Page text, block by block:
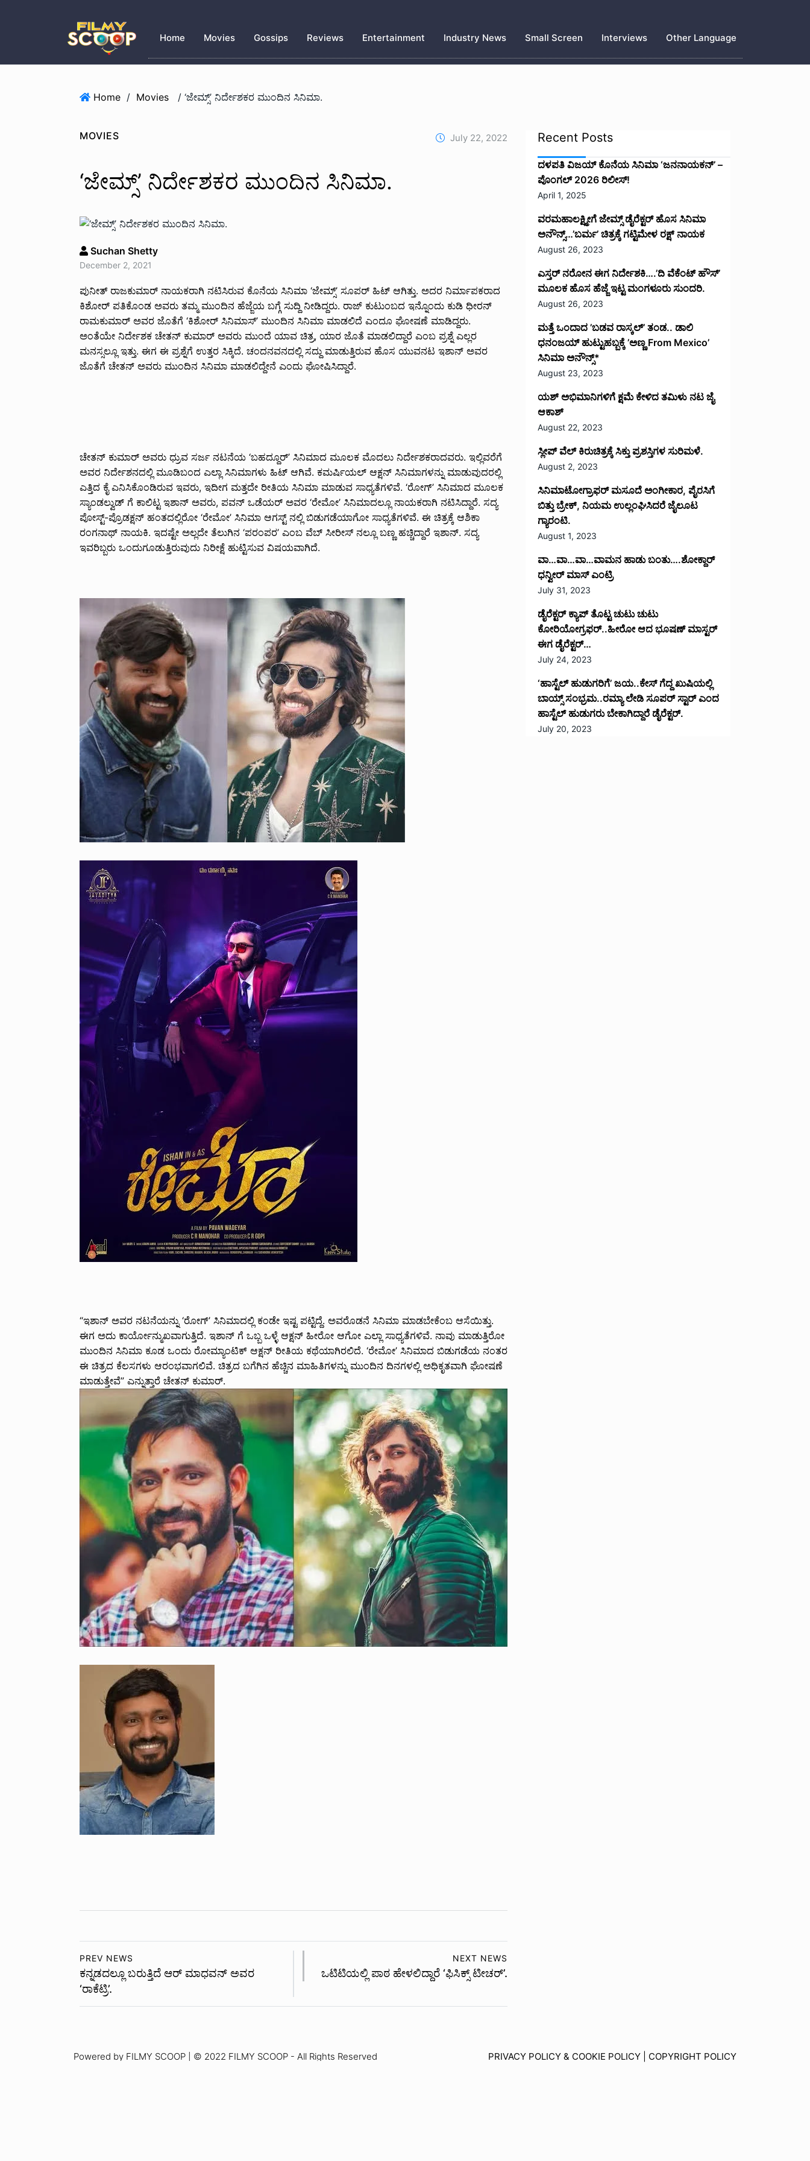
Home Movies Gossips Reviews Entertainment Industry News Small Screen Interviews Other Language
Home / Movies / ‘ಜೇಮ್ಸ್’ ನಿರ್ದೇಶಕರ ಮುಂದಿನ ಸಿನಿಮಾ.
MOVIES July 22, 2022
‘ಜೇಮ್ಸ್’ ನಿರ್ದೇಶಕರ ಮುಂದಿನ ಸಿನಿಮಾ.
Suchan Shetty
December 2, 2021
ಪುನೀತ್ ರಾಜಕುಮಾರ್ ನಾಯಕರಾಗಿ ನಟಿಸಿರುವ ಕೊನೆಯ ಸಿನಿಮಾ ‘ಜೇಮ್ಸ್’ ಸೂಪರ್ ಹಿಟ್ ಆಗಿತ್ತು. ಅದರ ನಿರ್ಮಾಪಕರಾದ
ಕಿಶೋರ್ ಪತಿಕೊಂಡ ಅವರು ತಮ್ಮ ಮುಂದಿನ ಹೆಜ್ಜೆಯ ಬಗ್ಗೆ ಸುದ್ದಿ ನೀಡಿದ್ದರು. ರಾಜ್ ಕುಟುಂಬದ ಇನ್ನೊಂದು ಕುಡಿ ಧೀರನ್
ರಾಮಕುಮಾರ್ ಅವರ ಜೊತೆಗೆ ‘ಕಿಶೋರ್ ಸಿನಿಮಾಸ್’ ಮುಂದಿನ ಸಿನಿಮಾ ಮಾಡಲಿದೆ ಎಂದೂ ಘೋಷಣೆ ಮಾಡಿದ್ದರು.
ಅಂತೆಯೇ ನಿರ್ದೇಶಕ ಚೇತನ್ ಕುಮಾರ್ ಅವರು ಮುಂದೆ ಯಾವ ಚಿತ್ರ, ಯಾರ ಜೊತೆ ಮಾಡಲಿದ್ದಾರೆ ಎಂಬ ಪ್ರಶ್ನೆ ಎಲ್ಲರ
ಮನಸ್ಸಲ್ಲೂ ಇತ್ತು. ಈಗ ಈ ಪ್ರಶ್ನೆಗೆ ಉತ್ತರ ಸಿಕ್ಕಿದೆ. ಚಂದನವನದಲ್ಲಿ ಸದ್ದು ಮಾಡುತ್ತಿರುವ ಹೊಸ ಯುವನಟ ಇಶಾನ್ ಅವರ
ಜೊತೆಗೆ ಚೇತನ್ ಅವರು ಮುಂದಿನ ಸಿನಿಮಾ ಮಾಡಲಿದ್ದೇನೆ ಎಂದು ಘೋಷಿಸಿದ್ದಾರೆ.
ಚೇತನ್ ಕುಮಾರ್ ಅವರು ಧ್ರುವ ಸರ್ಜ ನಟನೆಯ ‘ಬಹದ್ದೂರ್’ ಸಿನಿಮಾದ ಮೂಲಕ ಮೊದಲು ನಿರ್ದೇಶಕರಾದವರು. ಇಲ್ಲಿವರೆಗೆ
ಅವರ ನಿರ್ದೇಶನದಲ್ಲಿ ಮೂಡಿಬಂದ ಎಲ್ಲಾ ಸಿನಿಮಾಗಳು ಹಿಟ್ ಆಗಿವೆ. ಕಮರ್ಷಿಯಲ್ ಆಕ್ಷನ್ ಸಿನಿಮಾಗಳನ್ನು ಮಾಡುವುದರಲ್ಲಿ
ಎತ್ತಿದ ಕೈ ಎನಿಸಿಕೊಂಡಿರುವ ಇವರು, ಇದೀಗ ಮತ್ತದೇ ರೀತಿಯ ಸಿನಿಮಾ ಮಾಡುವ ಸಾಧ್ಯತೆಗಳಿವೆ. ‘ರೋಗ್’ ಸಿನಿಮಾದ ಮೂಲಕ
ಸ್ಯಾಂಡಲ್ವುಡ್ ಗೆ ಕಾಲಿಟ್ಟ ಇಶಾನ್ ಅವರು, ಪವನ್ ಒಡೆಯರ್ ಅವರ ‘ರೇಮೋ’ ಸಿನಿಮಾದಲ್ಲೂ ನಾಯಕರಾಗಿ ನಟಿಸಿದ್ದಾರೆ. ಸದ್ಯ
ಪೋಸ್ಟ್-ಪ್ರೊಡಕ್ಷನ್ ಹಂತದಲ್ಲಿರೋ ‘ರೇಮೋ’ ಸಿನಿಮಾ ಆಗಸ್ಟ್ ನಲ್ಲಿ ಬಿಡುಗಡೆಯಾಗೋ ಸಾಧ್ಯತೆಗಳಿವೆ. ಈ ಚಿತ್ರಕ್ಕೆ ಆಶಿಕಾ
ರಂಗನಾಥ್ ನಾಯಕಿ. ಇದಷ್ಟೇ ಅಲ್ಲದೇ ತೆಲುಗಿನ ‘ಪರಂಪರ’ ಎಂಬ ವೆಬ್ ಸೀರೀಸ್ ನಲ್ಲೂ ಬಣ್ಣ ಹಚ್ಚಿದ್ದಾರೆ ಇಶಾನ್. ಸದ್ಯ
ಇವರಿಬ್ಬರು ಒಂದುಗೂಡುತ್ತಿರುವುದು ನಿರೀಕ್ಷೆ ಹುಟ್ಟಿಸುವ ವಿಷಯವಾಗಿದೆ.
“ಇಶಾನ್ ಅವರ ನಟನೆಯನ್ನು ‘ರೋಗ್’ ಸಿನಿಮಾದಲ್ಲಿ ಕಂಡೇ ಇಷ್ಟ ಪಟ್ಟಿದ್ದೆ. ಅವರೊಡನೆ ಸಿನಿಮಾ ಮಾಡಬೇಕೆಂಬ ಆಸೆಯಿತ್ತು.
ಈಗ ಅದು ಕಾರ್ಯೋನ್ಮುಖವಾಗುತ್ತಿದೆ. ಇಶಾನ್ ಗೆ ಒಬ್ಬ ಒಳ್ಳೆ ಆಕ್ಷನ್ ಹೀರೋ ಆಗೋ ಎಲ್ಲಾ ಸಾಧ್ಯತೆಗಳಿವೆ. ನಾವು ಮಾಡುತ್ತಿರೋ
ಮುಂದಿನ ಸಿನಿಮಾ ಕೂಡ ಒಂದು ರೋಮ್ಯಾಂಟಿಕ್ ಆಕ್ಷನ್ ರೀತಿಯ ಕಥೆಯಾಗಿರಲಿದೆ. ‘ರೇಮೋ’ ಸಿನಿಮಾದ ಬಿಡುಗಡೆಯ ನಂತರ
ಈ ಚಿತ್ರದ ಕೆಲಸಗಳು ಆರಂಭವಾಗಲಿವೆ. ಚಿತ್ರದ ಬಗೆಗಿನ ಹೆಚ್ಚಿನ ಮಾಹಿತಿಗಳನ್ನು ಮುಂದಿನ ದಿನಗಳಲ್ಲಿ ಅಧಿಕೃತವಾಗಿ ಘೋಷಣೆ
ಮಾಡುತ್ತೇವೆ” ಎನ್ನುತ್ತಾರೆ ಚೇತನ್ ಕುಮಾರ್.
PREV NEWS
ಕನ್ನಡದಲ್ಲೂ ಬರುತ್ತಿದೆ ಆರ್ ಮಾಧವನ್ ಅವರ
‘ರಾಕೆಟ್ರಿ’.
NEXT NEWS
ಒಟಿಟಿಯಲ್ಲಿ ಪಾಠ ಹೇಳಲಿದ್ದಾರೆ ‘ಫಿಸಿಕ್ಸ್ ಟೀಚರ್’.
Recent Posts
ದಳಪತಿ ವಿಜಯ್‌ ಕೊನೆಯ ಸಿನಿಮಾ ‘ಜನನಾಯಕನ್’ –
ಪೊಂಗಲ್ 2026 ರಿಲೀಸ್!
April 1, 2025
ವರಮಹಾಲಕ್ಷ್ಮೀಗೆ ಜೇಮ್ಸ್ ಡೈರೆಕ್ಟರ್ ಹೊಸ ಸಿನಿಮಾ
ಅನೌನ್ಸ್…’ಬರ್ಮ’ ಚಿತ್ರಕ್ಕೆ ಗಟ್ಟಿಮೇಳ ರಕ್ಷ್ ನಾಯಕ
August 26, 2023
ಎಸ್ತರ್ ನರೋನ ಈಗ ನಿರ್ದೇಶಕಿ….’ದಿ ವೆಕೆಂಟ್ ಹೌಸ್‌’‌
ಮೂಲಕ ಹೊಸ ಹೆಜ್ಜೆ ಇಟ್ಟ ಮಂಗಳೂರು ಸುಂದರಿ.
August 26, 2023
ಮತ್ತೆ ಒಂದಾದ ’ಬಡವ ರಾಸ್ಕಲ್’ ತಂಡ.. ಡಾಲಿ
ಧನಂಜಯ್ ಹುಟ್ಟುಹಬ್ಬಕ್ಕೆ ’ಅಣ್ಣ From Mexico’
ಸಿನಿಮಾ ಅನೌನ್ಸ್*
August 23, 2023
ಯಶ್ ಅಭಿಮಾನಿಗಳಿಗೆ ಕ್ಷಮೆ ಕೇಳಿದ ತಮಿಳು ನಟ ಜೈ
ಆಕಾಶ್
August 22, 2023
ಸ್ಲೀಪ್ ವೆಲ್ ಕಿರುಚಿತ್ರಕ್ಕೆ ಸಿಕ್ತು ಪ್ರಶಸ್ತಿಗಳ ಸುರಿಮಳೆ.
August 2, 2023
ಸಿನಿಮಾಟೋಗ್ರಾಫರ್ ಮಸೂದೆ ಅಂಗೀಕಾರ, ಪೈರಸಿಗೆ
ಬಿತ್ತು ಬ್ರೇಕ್, ನಿಯಮ ಉಲ್ಲಂಘಿಸಿದರೆ ಜೈಲೂಟ
ಗ್ಯಾರಂಟಿ.
August 1, 2023
ವಾ…ವಾ…ವಾ…ವಾಮನ ಹಾಡು ಬಂತು….ಶೋಕ್ದಾರ್
ಧನ್ವೀರ್ ಮಾಸ್ ಎಂಟ್ರಿ
July 31, 2023
ಡೈರೆಕ್ಟರ್ ಕ್ಯಾಪ್ ತೊಟ್ಟ ಚುಟು ಚುಟು
ಕೋರಿಯೋಗ್ರಫರ್..ಹೀರೋ ಆದ ಭೂಷಣ್ ಮಾಸ್ಟರ್
ಈಗ ಡೈರೆಕ್ಟರ್…
July 24, 2023
‘ಹಾಸ್ಟೆಲ್ ಹುಡುಗರಿಗೆ’ ಜಯ..ಕೇಸ್ ಗೆದ್ದ ಖುಷಿಯಲ್ಲಿ
ಬಾಯ್ಸ್ ಸಂಭ್ರಮ..ರಮ್ಯಾ ಲೇಡಿ ಸೂಪರ್ ಸ್ಟಾರ್ ಎಂದ
ಹಾಸ್ಟೆಲ್ ಹುಡುಗರು ಬೇಕಾಗಿದ್ದಾರೆ ಡೈರೆಕ್ಟರ್.
July 20, 2023
Powered by FILMY SCOOP | © 2022 FILMY SCOOP - All Rights Reserved PRIVACY POLICY & COOKIE POLICY COPYRIGHT POLICY